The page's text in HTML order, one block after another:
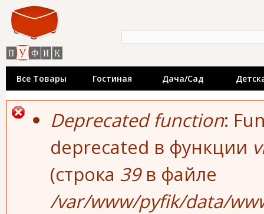
недорогой
выставки мебели
Все Товары Гостиная Дача/сад
Сообщение об ошибке
Deprecated function:
deprecated в функции
(строка 39в файле
/var/www/pyfik/data/